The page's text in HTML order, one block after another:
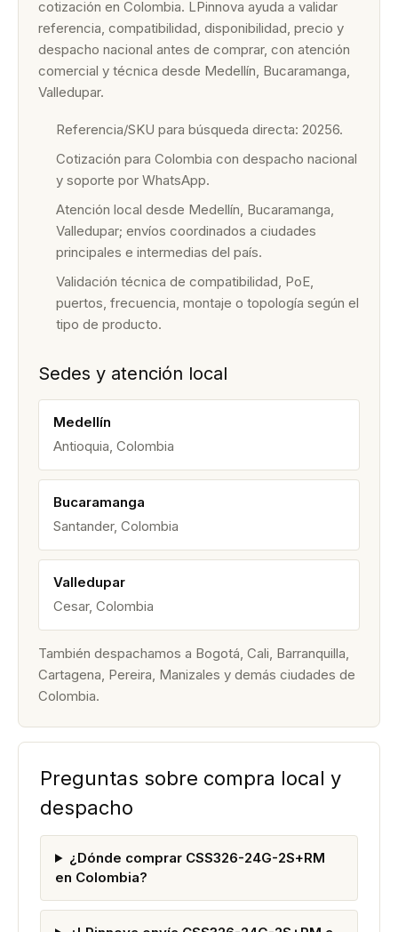
cotización en Colombia. LPinnova ayuda a validar
referencia, compatibilidad, disponibilidad, precio y
despacho nacional antes de comprar, con atención
comercial y técnica desde Medellín, Bucaramanga,
Valledupar.
Referencia/SKU para búsqueda directa: 20256.
Cotización para Colombia con despacho nacional
y soporte por WhatsApp.
Atención local desde Medellín, Bucaramanga,
Valledupar; envíos coordinados a ciudades
principales e intermedias del país.
Validación técnica de compatibilidad, PoE,
puertos, frecuencia, montaje o topología según el
tipo de producto.
Sedes y atención local
Medellín
Antioquia, Colombia
Bucaramanga
Santander, Colombia
Valledupar
Cesar, Colombia
También despachamos a Bogotá, Cali, Barranquilla,
Cartagena, Pereira, Manizales y demás ciudades de
Colombia.
Preguntas sobre compra local y
despacho
¿Dónde comprar CSS326-24G-2S+RM
en Colombia?